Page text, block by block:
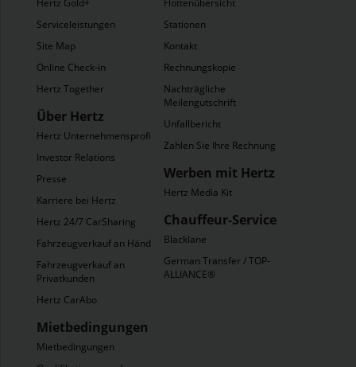
Hertz Gold+
Serviceleistungen
Site Map
Online Check-in
Hertz Together
Über Hertz
Hertz Unternehmensprofil
Investor Relations
Presse
Karriere bei Hertz
Hertz 24/7 CarSharing
Fahrzeugverkauf an Händler
Fahrzeugverkauf an
Privatkunden
Hertz CarAbo
Mietbedingungen
Mietbedingungen
Flottenübersicht
Stationen
Kontakt
Rechnungskopie
Nachträgliche
Meilengutschrift
Unfallbericht
Zahlen Sie Ihre Rechnung
Werben mit Hertz
Hertz Media Kit
Chauffeur-Service
Blacklane
German Transfer / TOP-
ALLIANCE®